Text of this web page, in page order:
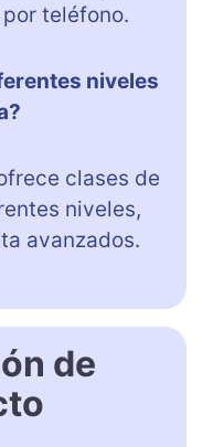
teléfono.
niveles
clases de
niveles,
avanzados.
de